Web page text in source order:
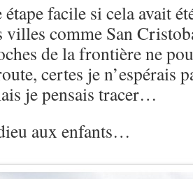
étape facile si cela avait
villes comme San
de la frontière ne
certes je n’espérais
je pensais tracer…
aux enfants…